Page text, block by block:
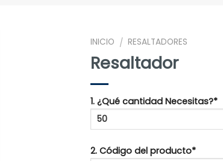
INICIO / RESALTADORES
Resaltador
1. ¿Qué cantidad Necesitas?*
2. Código del producto*